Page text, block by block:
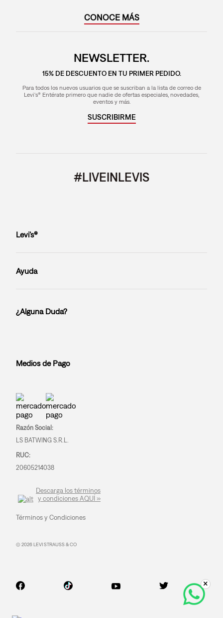
CONOCE MÁS
NEWSLETTER.
15% DE DESCUENTO EN TU PRIMER PEDIDO.
Para todos los nuevos usuarios que se suscriban a la lista de correo de
Levi's® Entérate primero que nadie de ofertas especiales, novedades,
eventos y más.
SUSCRIBIRME
#LIVEINLEVIS
Levi’s®
Ayuda
¿Alguna Duda?
Medios de Pago
Razón Social:
LS BATWING S.R.L.
RUC:
20605214038
Descarga los términos
y condiciones AQUÍ »
Términos y Condiciones
© 2026 LEVI STRAUSS & CO